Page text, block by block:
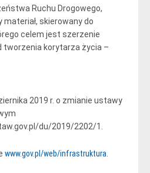
Ruchu Drogowego,
skierowany do
celem jest szerzenie
tworzenia korytarza życia –
2019 r. o zmianie ustawy
du/2019/2202/1.
www.gov.pl/web/infrastruktura.